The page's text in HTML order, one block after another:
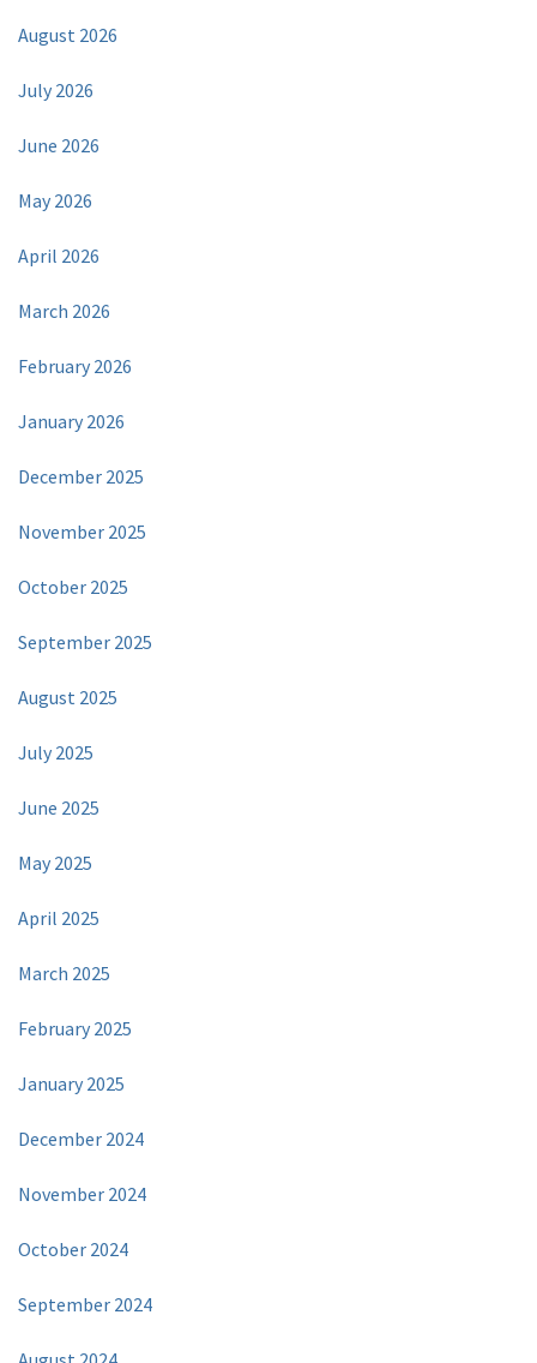
August 2026
July 2026
June 2026
May 2026
April 2026
March 2026
February 2026
January 2026
December 2025
November 2025
October 2025
September 2025
August 2025
July 2025
June 2025
May 2025
April 2025
March 2025
February 2025
January 2025
December 2024
November 2024
October 2024
September 2024